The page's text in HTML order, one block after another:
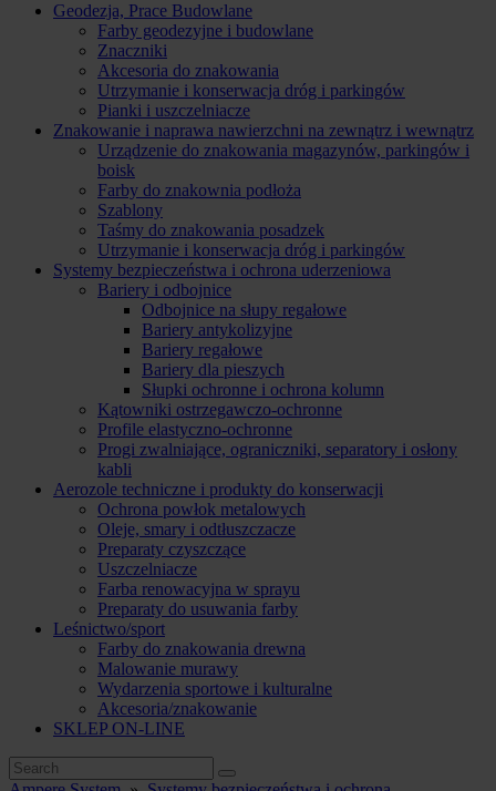
Geodezja, Prace Budowlane
Farby geodezyjne i budowlane
Znaczniki
Akcesoria do znakowania
Utrzymanie i konserwacja dróg i parkingów
Pianki i uszczelniacze
Znakowanie i naprawa nawierzchni na zewnątrz i wewnątrz
Urządzenie do znakowania magazynów, parkingów i
boisk
Farby do znakownia podłoża
Szablony
Taśmy do znakowania posadzek
Utrzymanie i konserwacja dróg i parkingów
Systemy bezpieczeństwa i ochrona uderzeniowa
Bariery i odbojnice
Odbojnice na słupy regałowe
Bariery antykolizyjne
Bariery regałowe
Bariery dla pieszych
Słupki ochronne i ochrona kolumn
Kątowniki ostrzegawczo-ochronne
Profile elastyczno-ochronne
Progi zwalniające, ograniczniki, separatory i osłony
kabli
Aerozole techniczne i produkty do konserwacji
Ochrona powłok metalowych
Oleje, smary i odtłuszczacze
Preparaty czyszczące
Uszczelniacze
Farba renowacyjna w sprayu
Preparaty do usuwania farby
Leśnictwo/sport
Farby do znakowania drewna
Malowanie murawy
Wydarzenia sportowe i kulturalne
Akcesoria/znakowanie
SKLEP ON-LINE